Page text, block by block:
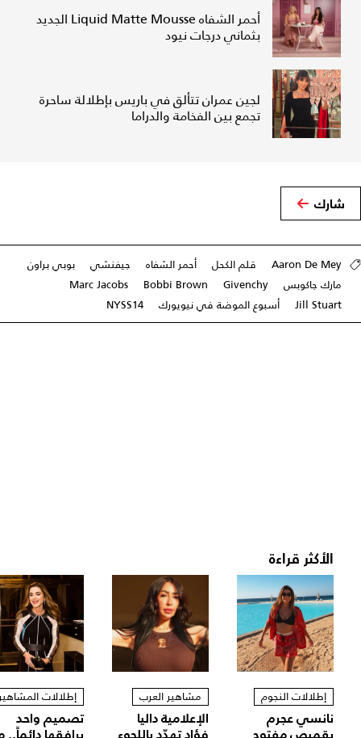
أحمر الشفاه Liquid Matte Mousse الجديد
بثماني درجات نيود
لجين عمران تتألق في باريس بإطلالة ساحرة
تجمع بين الفخامة والدراما
شارك
Aaron De Mey قلم الكحل أحمر الشفاه جيفنشي
بوبي براون
مارك جاكوبس
Givenchy
Bobbi Brown
Marc Jacobs
Jill Stuart
أسبوع الموضة في نيويورك NYSS14
الأكثر قراءة
إطلالات النجوم
نانسي عجرم
مشاهير العرب
الإعلامية داليا
إطلالات
تصميم واحد